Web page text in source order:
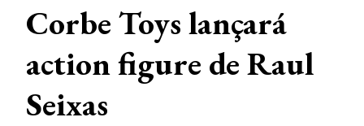
Corbe Toys lançará
action figure de Raul
Seixas